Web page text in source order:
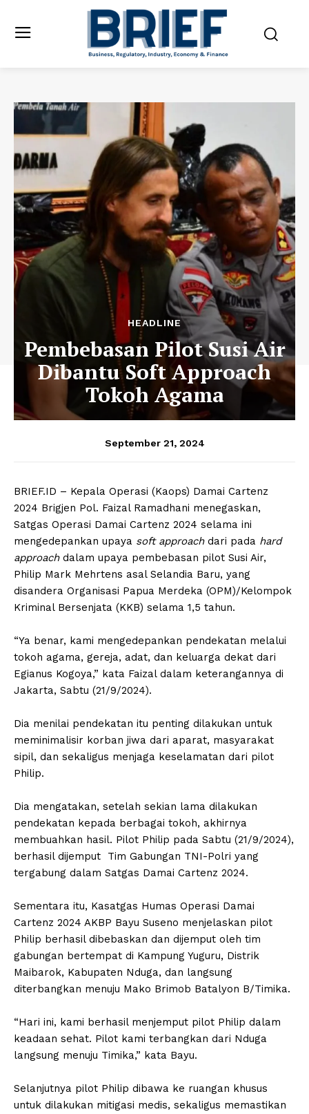
HEADLINE
Pembebasan Pilot Susi Air
Dibantu Soft Approach
Tokoh Agama
September 21, 2024
BRIEF.ID – Kepala Operasi (Kaops) Damai Cartenz
2024 Brigjen Pol. Faizal Ramadhani menegaskan,
Satgas Operasi Damai Cartenz 2024 selama ini
mengedepankan upaya soft approachdari pada hard
approachdalam upaya pembebasan pilot Susi Air,
Philip Mark Mehrtens asal Selandia Baru, yang
disandera Organisasi Papua Merdeka (OPM)/Kelompok
Kriminal Bersenjata (KKB) selama 1,5 tahun.
“Ya benar, kami mengedepankan pendekatan melalui
tokoh agama, gereja, adat, dan keluarga dekat dari
Egianus Kogoya,” kata Faizal dalam keterangannya di
Jakarta, Sabtu (21/9/2024).
Dia menilai pendekatan itu penting dilakukan untuk
meminimalisir korban jiwa dari aparat, masyarakat
sipil, dan sekaligus menjaga keselamatan dari pilot
Philip.
Dia mengatakan, setelah sekian lama dilakukan
pendekatan kepada berbagai tokoh, akhirnya
membuahkan hasil. Pilot Philip pada Sabtu (21/9/2024),
berhasil dijemput Tim Gabungan TNI-Polri yang
tergabung dalam Satgas Damai Cartenz 2024.
Sementara itu, Kasatgas Humas Operasi Damai
Cartenz 2024 AKBP Bayu Suseno menjelaskan pilot
Philip berhasil dibebaskan dan dijemput oleh tim
gabungan bertempat di Kampung Yuguru, Distrik
Maibarok, Kabupaten Nduga, dan langsung
diterbangkan menuju Mako Brimob Batalyon B/Timika.
“Hari ini, kami berhasil menjemput pilot Philip dalam
keadaan sehat. Pilot kami terbangkan dari Nduga
langsung menuju Timika,” kata Bayu.
Selanjutnya pilot Philip dibawa ke ruangan khusus
untuk dilakukan mitigasi medis, sekaligus memastikan